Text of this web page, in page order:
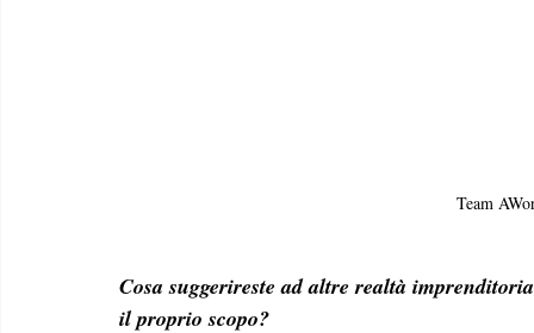
Team
Cosa suggerireste ad altre realtà
il proprio scopo?